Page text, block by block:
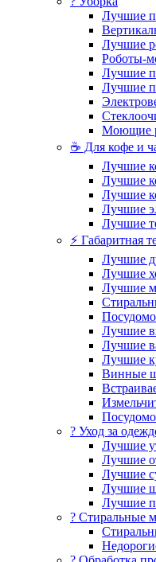
Лучшие
Лучшие
Роботы-
Лучшие
Лучшие
Моющие
☕ Для кофе и
Лучшие
Лучшие
Лучшие
Лучшие
Лучшие
⚡ Габаритная
Лучшие
Лучшие
Лучшие
Лучшие
Лучшие
Лучшие
Винные
? Уход за
Лучшие
Лучшие
Лучшие
Лучшие
Лучшие
? Стиральные